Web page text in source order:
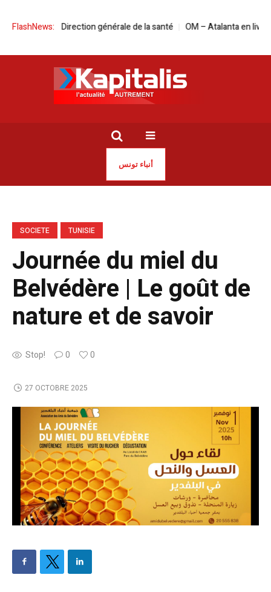
FlashNews:
tête de la Direction générale de la santé OM – Atalanta en live
أنباء تونس
SOCIETE TUNISIE
Journée du miel du
Belvédère | Le goût de
nature et de savoir
Stop! 0 0
27 OCTOBRE 2025